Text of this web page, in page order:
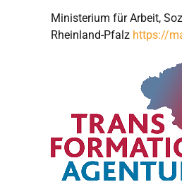
Ministerium für Arbeit,
Rheinland-Pfalz https://